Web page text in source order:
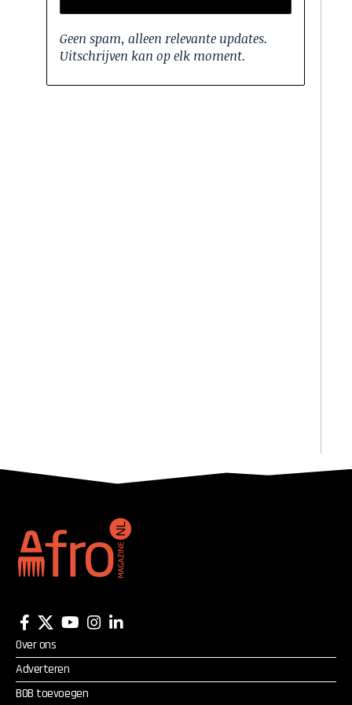
Geen spam, alleen relevante updates.
Uitschrijven kan op elk moment.
Over ons
Adverteren
BOB toevoegen